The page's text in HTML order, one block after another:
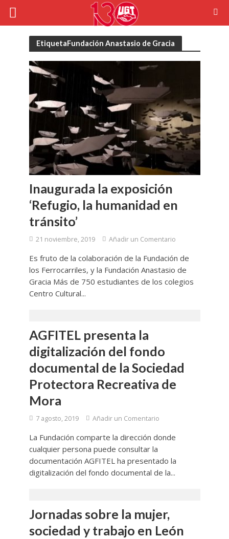
EtiquetaFundación Anastasio de Gracia
Inaugurada la exposición
‘Refugio, la humanidad en
tránsito’
21 noviembre, 2019 Añadir un Comentario
Es fruto de la colaboración de la Fundación de
los Ferrocarriles, y la Fundación Anastasio de
Gracia Más de 750 estudiantes de los colegios
Centro Cultural...
AGFITEL presenta la
digitalización del fondo
documental de la Sociedad
Protectora Recreativa de
Mora
7 agosto, 2019 Añadir un Comentario
La Fundación comparte la dirección donde
cualquier persona puede consultar la
documentación AGFITEL ha presentado la
digitalización del fondo documental de la...
Jornadas sobre la mujer,
sociedad y trabajo en León